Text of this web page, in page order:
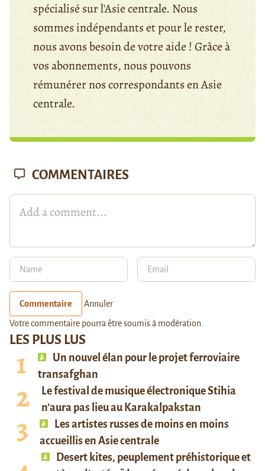
spécialisé sur l'Asie centrale. Nous
sommes indépendants et pour le rester,
nous avons besoin de votre aide ! Grâce à
vos abonnements, nous pouvons
rémunérer nos correspondants en Asie
centrale.
LES PLUS LUS
Un nouvel élan pour le projet ferroviaire
transafghan
Le festival de musique électronique Stihia
n’aura pas lieu au Karakalpakstan
Les artistes russes de moins en moins
accueillis en Asie centrale
Desert kites, peuplement préhistorique et
COMMENTAIRES
Commentaire Annuler
Votre commentaire pourra être soumis à modération.